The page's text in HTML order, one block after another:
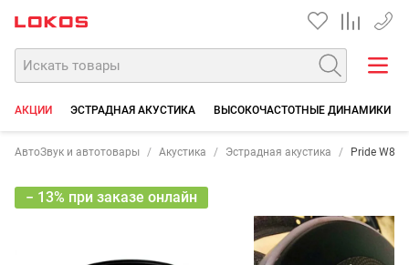
+7
АКЦИИ ЭСТРАДНАЯ АКУСТИКА ВЫСОКОЧАСТОТНЫЕ ДИНАМИКИ
АвтоЗвук и автотовары Акустика Эстрадная акустика Pride W8
− 13% при заказе онлайн